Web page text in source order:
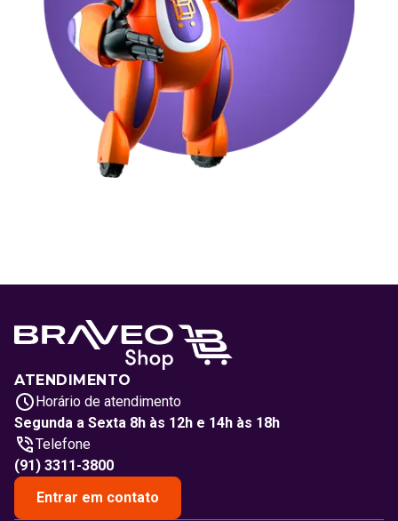
ATENDIMENTO
Horário de atendimento
Segunda a Sexta 8h às 12h e 14h às 18h
Telefone
(91) 3311-3800
Entrar em contato